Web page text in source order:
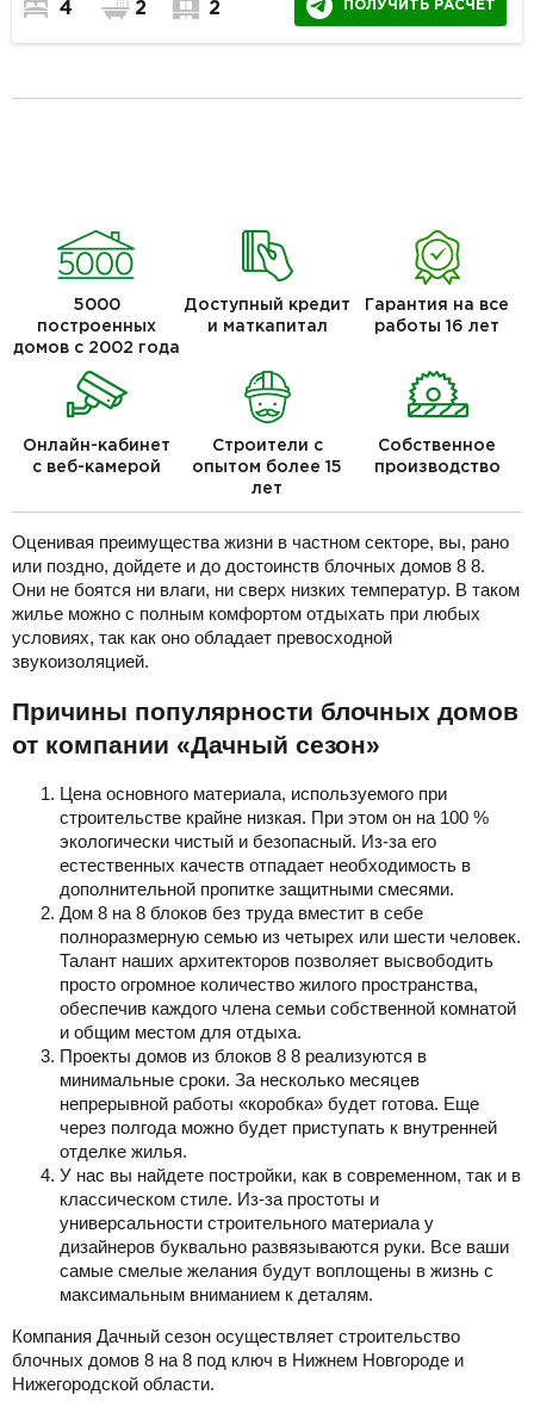
4 2 2 ПОЛУЧИТЬ РАСЧЕТ
5000
построенных
домов с 2002 года
Доступный кредит
и маткапитал
Гарантия на все
работы 16 лет
Онлайн-кабинет
с веб-камерой
Строители с
опытом более 15
лет
Собственное
производство
Оценивая преимущества жизни в частном секторе, вы, рано
или поздно, дойдете и до достоинств блочных домов 8 8.
Они не боятся ни влаги, ни сверх низких температур. В таком
жилье можно с полным комфортом отдыхать при любых
условиях, так как оно обладает превосходной
звукоизоляцией.
Причины популярности блочных домов
от компании «Дачный сезон»
Цена основного материала, используемого при
строительстве крайне низкая. При этом он на 100 %
экологически чистый и безопасный. Из-за его
естественных качеств отпадает необходимость в
дополнительной пропитке защитными смесями.
Дом 8 на 8 блоков без труда вместит в себе
полноразмерную семью из четырех или шести человек.
Талант наших архитекторов позволяет высвободить
просто огромное количество жилого пространства,
обеспечив каждого члена семьи собственной комнатой
и общим местом для отдыха.
Проекты домов из блоков 8 8 реализуются в
минимальные сроки. За несколько месяцев
непрерывной работы «коробка» будет готова. Еще
через полгода можно будет приступать к внутренней
отделке жилья.
У нас вы найдете постройки, как в современном, так и в
классическом стиле. Из-за простоты и
универсальности строительного материала у
дизайнеров буквально развязываются руки. Все ваши
самые смелые желания будут воплощены в жизнь с
максимальным вниманием к деталям.
Компания Дачный сезон осуществляет строительство
блочных домов 8 на 8 под ключ в Нижнем Новгороде и
Нижегородской области.